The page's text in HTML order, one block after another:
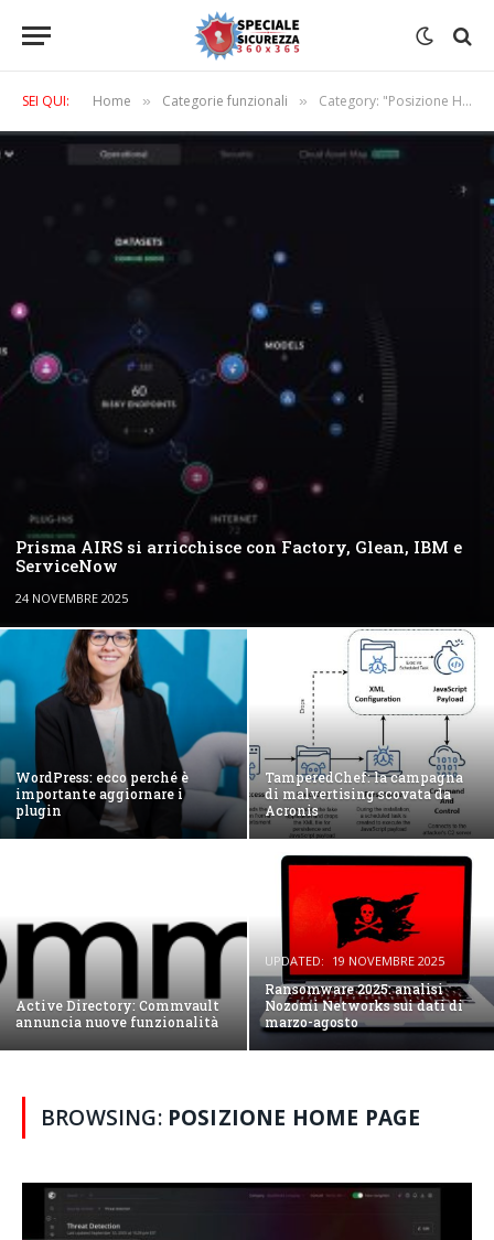
SEI QUI: Home » Categorie funzionali » Category: "Posizione Home Page"
Prisma AIRS si arricchisce con Factory, Glean, IBM e
ServiceNow
24 NOVEMBRE 2025
WordPress: ecco perché è
importante aggiornare i
plugin
TamperedChef: la campagna
di malvertising scovata da
Acronis
Active Directory: Commvault
annuncia nuove funzionalità
UPDATED: 19 NOVEMBRE 2025
Ransomware 2025: analisi
Nozomi Networks sui dati di
marzo-agosto
BROWSING: POSIZIONE HOME PAGE